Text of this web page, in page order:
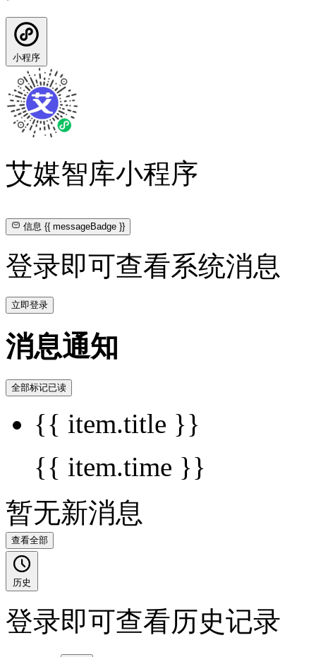
小程序
艾媒智库小程序
信息{{ messageBadge }}
登录即可查看系统消息
立即登录
消息通知
全部标记已读
{{ item.title }}
{{ item.time }}
暂无新消息
查看全部
历史
登录即可查看历史记录